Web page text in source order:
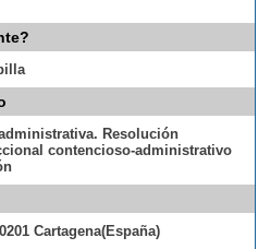
Resolución
contencioso-administrativo
Cartagena(España)